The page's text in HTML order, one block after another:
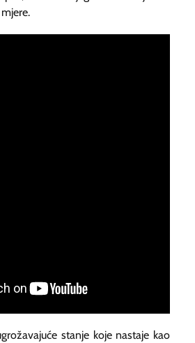
stanje koje nastaje kao